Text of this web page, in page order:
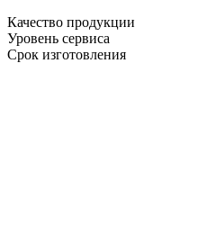
Качество продукции
Уровень сервиса
Срок изготовления